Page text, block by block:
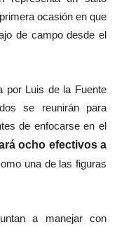
ocasión en que
de campo desde el
por Luis de la Fuente
se reunirán para
de enfocarse en el
ocho efectivos a
una de las figuras
a manejar con